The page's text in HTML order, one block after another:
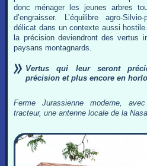
donc ménager les jeunes arbres
d’engraisser. L’équilibre agro-
délicat dans un contexte aussi
la précision deviendront des vertus
paysans montagnards.
Vertus qui leur seront
précision et plus encore en
Ferme Jurassienne moderne,
tracteur, une antenne locale de la